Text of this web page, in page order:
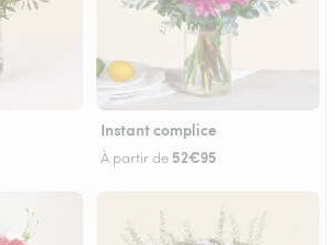
Instant complice
À partir de 52€95